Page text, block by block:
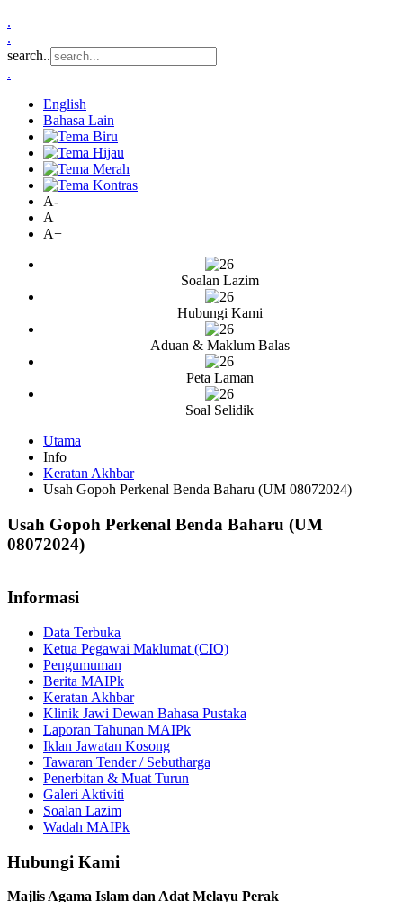
.
.
search..
.
English
Bahasa Lain
A-
A
A+
Soalan Lazim
Hubungi Kami
Aduan & Maklum Balas
Peta Laman
Soal Selidik
Utama
Info
Keratan Akhbar
Usah Gopoh Perkenal Benda Baharu (UM 08072024)
Usah Gopoh Perkenal Benda Baharu (UM
08072024)
Informasi
Data Terbuka
Ketua Pegawai Maklumat (CIO)
Pengumuman
Berita MAIPk
Keratan Akhbar
Klinik Jawi Dewan Bahasa Pustaka
Laporan Tahunan MAIPk
Iklan Jawatan Kosong
Tawaran Tender / Sebutharga
Penerbitan & Muat Turun
Galeri Aktiviti
Soalan Lazim
Wadah MAIPk
Hubungi Kami
Majlis Agama Islam dan Adat Melayu Perak